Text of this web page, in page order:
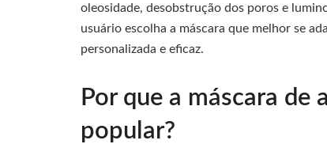
oleosidade, desobstrução dos poros e
usuário escolha a máscara que melhor se
personalizada e eficaz.
Por que a máscara de
popular?